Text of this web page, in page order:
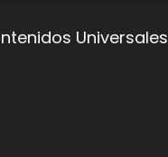
Universales